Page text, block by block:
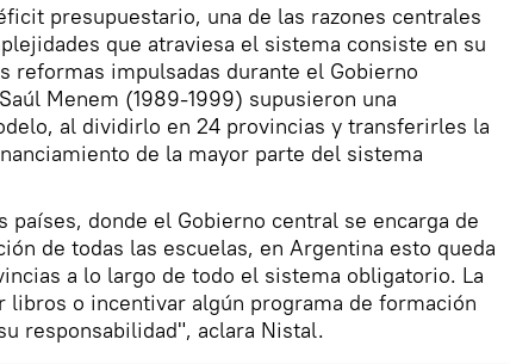
presupuestario, una de las razones centrales
que atraviesa el sistema consiste en su
reformas impulsadas durante el Gobierno
Menem (1989-1999) supusieron una
al dividirlo en 24 provincias y transferirles la
de la mayor parte del sistema
países, donde el Gobierno central se encarga de
de todas las escuelas, en Argentina esto queda
a lo largo de todo el sistema obligatorio. La
libros o incentivar algún programa de formación
responsabilidad", aclara Nistal.